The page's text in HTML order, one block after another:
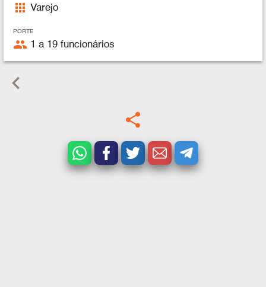
apps Varejo
PORTE
people 1 a 19 funcionários
keyboard_arrow_left
share